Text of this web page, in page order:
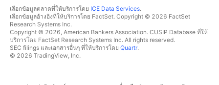
เลือกข้อมูลตลาดที่ให้บริการโดย ICE Data Services.
เลือกข้อมูลอ้างอิงที่ให้บริการโดย FactSet. Copyright © 2026 FactSet
Research Systems Inc.
Copyright © 2026, American Bankers Association. CUSIP Database ที่ให้
บริการโดย FactSet Research Systems Inc. All rights reserved.
SEC filings และเอกสารอื่นๆ ที่ให้บริการโดย Quartr.
© 2026 TradingView, Inc.